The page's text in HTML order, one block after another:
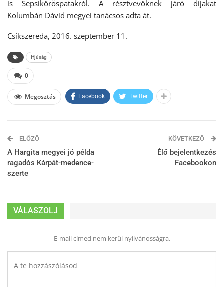
is Sepsikőröspatakról. A résztvevőknek járó díjakat
Kolumbán Dávid megyei tanácsos adta át.
Csíkszereda, 2016. szeptember 11.
Ifjúság
0
Megosztás Facebook Twitter
ELŐZŐ
A Hargita megyei jó példa
ragadós Kárpát-medence-
szerte
KÖVETKEZŐ
Élő bejelentkezés
Facebookon
VÁLASZOLJ
E-mail címed nem kerül nyilvánosságra.